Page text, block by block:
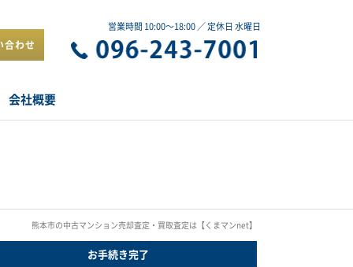
合わせ
営業時間 10:00～18:00 ／ 定休日 水曜日
会社概要
熊本市の中古マンション売却査定・買取査定は【くまマンnet】
お手続き完了